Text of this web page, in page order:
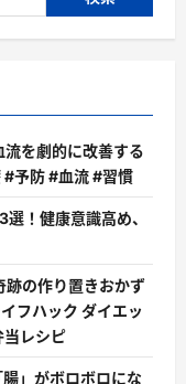
流を劇的に改善する
予防 #血流 #習慣
選！健康意識高め、
跡の作り置きおかず
フハック ダイエッ
当レシピ
」がボロボロにな